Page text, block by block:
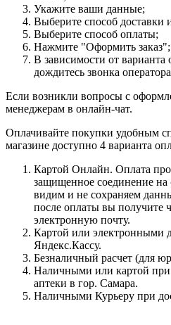
Укажите ваши данные;
Выберите способ доставки
Выберите способ оплаты;
Нажмите "Оформить заказ";
В зависимости от варианта
дождитесь звонка
Если возникли вопросы с
менеджерам в онлайн-чат.
Оплачивайте покупки удобным
магазине доступно 4 варианта
Картой Онлайн. Оплата
защищенное соединение
видим и не сохраняем
после оплаты вы получите
электронную почту.
Картой или электронными
Яндекс.Кассу.
Безналичный расчет (для
Наличными или картой
аптеки в гор. Самара.
Наличными Курьеру при